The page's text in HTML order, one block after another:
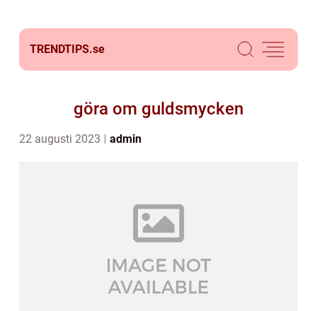
TRENDTIPS.se
göra om guldsmycken
22 augusti 2023 admin